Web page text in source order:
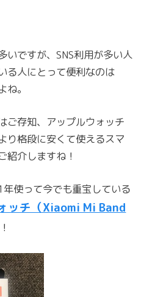
いですが、SNS利用が多い人
る人にとって便利なのは
ね。
ご存知、アップルウォッチ
り格段に安くて使えるスマ
紹介しますね！
使って今でも重宝している
ッチ（Xiaomi Mi Band